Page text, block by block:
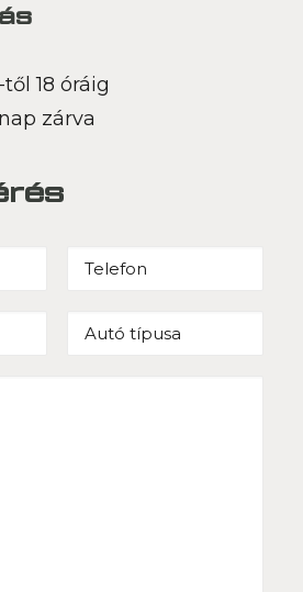
18 óráig
zárva